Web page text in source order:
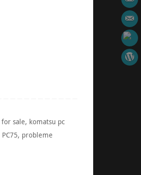
sale, komatsu pc
, probleme